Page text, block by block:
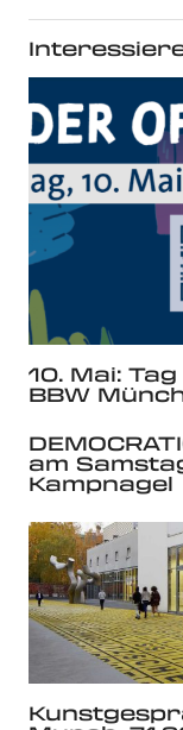
10. Mai:
BBW
am
Kampnagel